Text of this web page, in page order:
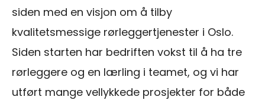
siden med en visjon om å tilby
kvalitetsmessige rørleggertjenester i Oslo.
Siden starten har bedriften vokst til å ha tre
rørleggere og en lærling i teamet, og vi har
utført mange vellykkede prosjekter for både